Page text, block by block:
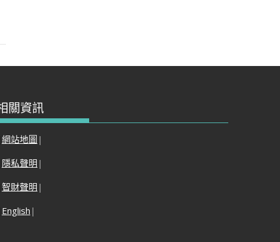
關資訊
網站地圖 |
隱私聲明 |
智財聲明 |
English |